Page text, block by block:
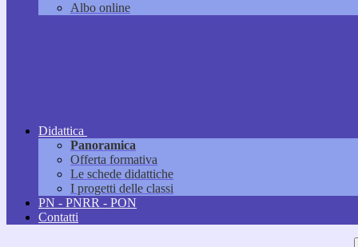
Albo online
Didattica
Panoramica
Offerta formativa
Le schede didattiche
I progetti delle classi
PN - PNRR - PON
Contatti